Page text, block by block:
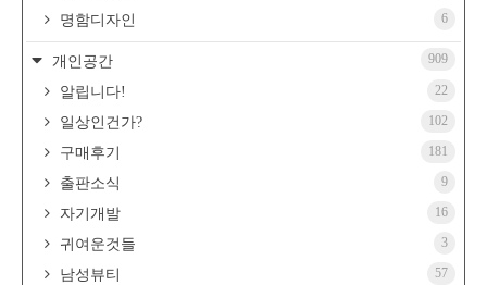
명함디자인 6
개인공간 909
알립니다! 22
일상인건가? 102
구매후기 181
출판소식 9
자기개발 16
귀여운것들 3
남성뷰티 57